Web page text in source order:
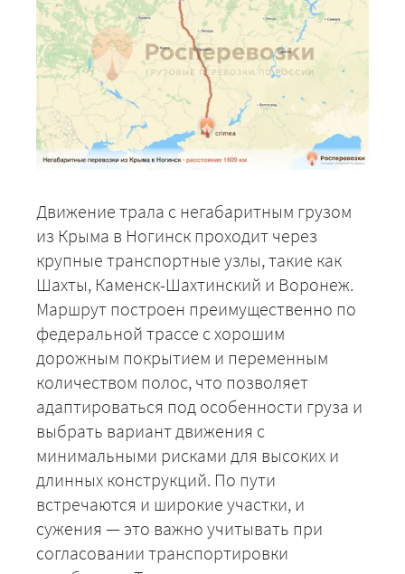
Движение трала с негабаритным грузом
из Крыма в Ногинск проходит через
крупные транспортные узлы, такие как
Шахты, Каменск-Шахтинский и Воронеж.
Маршрут построен преимущественно по
федеральной трассе с хорошим
дорожным покрытием и переменным
количеством полос, что позволяет
адаптироваться под особенности груза и
выбрать вариант движения с
минимальными рисками для высоких и
длинных конструкций. По пути
встречаются и широкие участки, и
сужения — это важно учитывать при
согласовании транспортировки
+7 (499) 520-05-23